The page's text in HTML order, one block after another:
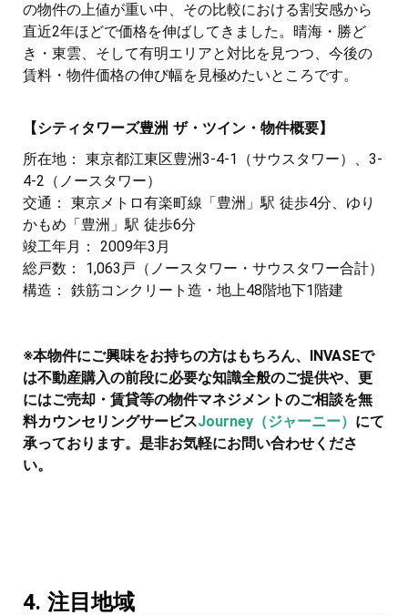
の物件の上値が重い中、その比較における割安感から
直近2年ほどで価格を伸ばしてきました。晴海・勝ど
き・東雲、そして有明エリアと対比を見つつ、今後の
賃料・物件価格の伸び幅を見極めたいところです。
【シティタワーズ豊洲 ザ・ツイン・物件概要】
所在地： 東京都江東区豊洲3-4-1（サウスタワー）、3-
4-2（ノースタワー）
交通： 東京メトロ有楽町線「豊洲」駅 徒歩4分、ゆり
かもめ「豊洲」駅 徒歩6分
竣工年月： 2009年3月
総戸数： 1,063戸（ノースタワー・サウスタワー合計）
構造： 鉄筋コンクリート造・地上48階地下1階建
※本物件にご興味をお持ちの方はもちろん、INVASEで
は不動産購入の前段に必要な知識全般のご提供や、更
にはご売却・賃貸等の物件マネジメントのご相談を無
料カウンセリングサービスJourney（ジャーニー） にて
承っております。是非お気軽にお問い合わせくださ
い。
4. 注目地域